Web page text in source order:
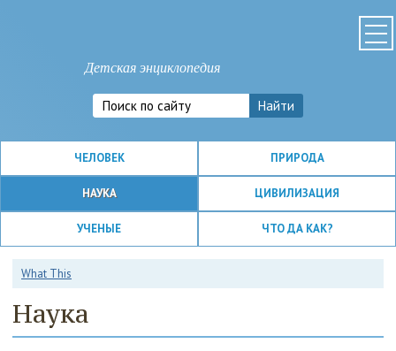
Детская энциклопедия
ЧЕЛОВЕК ПРИРОДА
НАУКА ЦИВИЛИЗАЦИЯ
УЧЕНЫЕ ЧТО ДА КАК?
What This
Наука